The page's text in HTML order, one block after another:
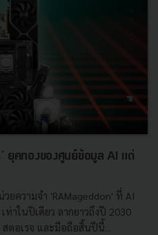
ยุคทองของศูนย์ข้อมูล AI แต่
ยความจำ 'RAMageddon' ที่ AI
ท่าในปีเดียว ลากยาวถึงปี 2030
ตอเรจ และมือถือสิ้นปีนี้...